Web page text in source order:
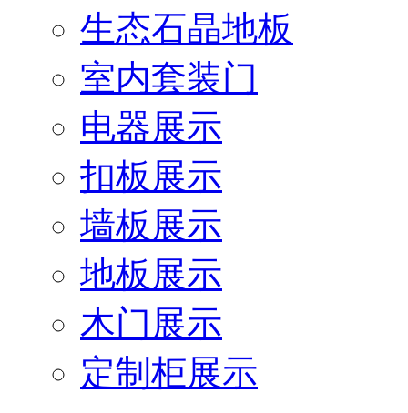
生态石晶地板
室内套装门
电器展示
扣板展示
墙板展示
地板展示
木门展示
定制柜展示